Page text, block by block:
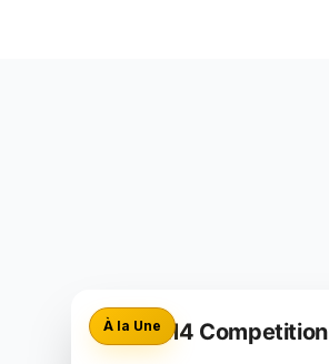
À la Une
BMW M4 Competition